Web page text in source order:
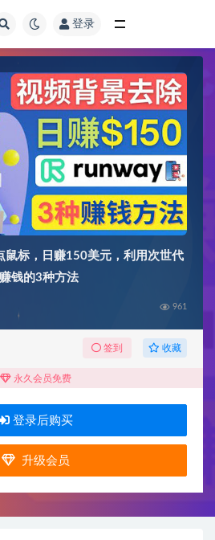
登录
鼠标，日赚150美元，利用次世代
钱的3种方法
961
签到 收藏
永久会员免费
登录后购买
升级会员